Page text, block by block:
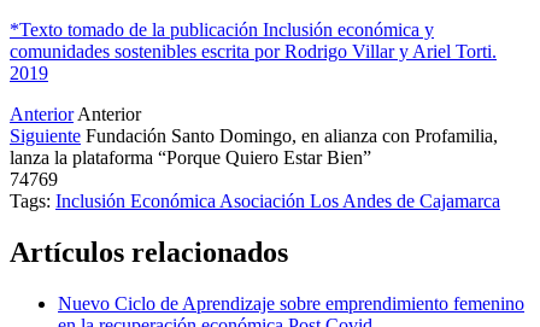
*Texto tomado de la publicación Inclusión económica y
comunidades sostenibles escrita por Rodrigo Villar y Ariel Torti.
2019
Anterior Anterior
Siguiente Fundación Santo Domingo, en alianza con Profamilia,
lanza la plataforma “Porque Quiero Estar Bien”
74769
Tags: Inclusión Económica Asociación Los Andes de Cajamarca
Artículos relacionados
Nuevo Ciclo de Aprendizaje sobre emprendimiento femenino